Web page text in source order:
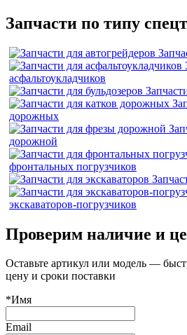
Запчасти по типу
асфальтоукладчиков
дорожных
дорожной
фронтальных погрузчиков
экскаваторов-погрузчиков
Проверим наличие и
Оставьте артикул или модель —
цену и сроки поставки
*Имя
Email